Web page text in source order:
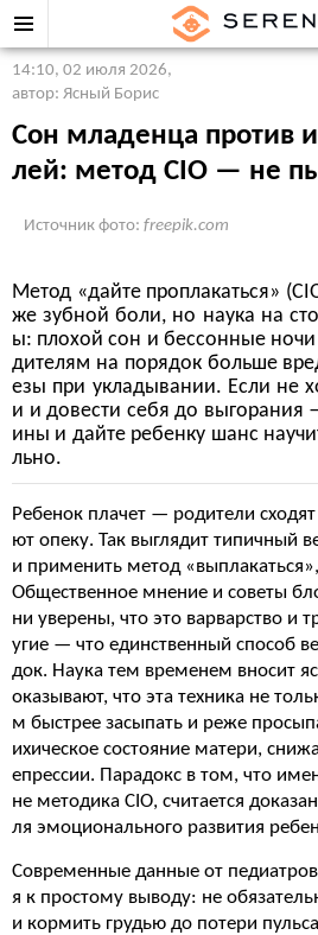
14:10, 02 июля 2026,
автор: Ясный Борис
Сон младенца против
лей: метод CIO — не
Источник фото: freepik.com
Метод «дайте проплакаться»
же зубной боли, но наука на
ы: плохой сон и бессонные
дителям на порядок больше
езы при укладывании. Если не
и и довести себя до выгорания
ины и дайте ребенку шанс
льно.
Ребенок плачет — родители
ют опеку. Так выглядит типичный
и применить метод
Общественное мнение и советы
ни уверены, что это варварство и
угие — что единственный способ
док. Наука тем временем вносит
оказывают, что эта техника не
м быстрее засыпать и реже
ихическое состояние матери,
епрессии. Парадокс в том, что
не методика CIO, считается
ля эмоционального развития
Современные данные от
я к простому выводу: не
и кормить грудью до потери